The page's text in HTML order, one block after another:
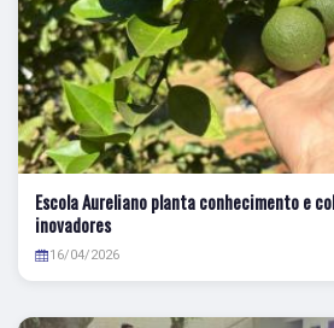
Escola Aureliano planta conhecimento e
inovadores
16/04/2026